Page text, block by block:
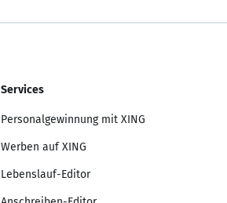
Services
Personalgewinnung mit XING
Werben auf XING
Lebenslauf-Editor